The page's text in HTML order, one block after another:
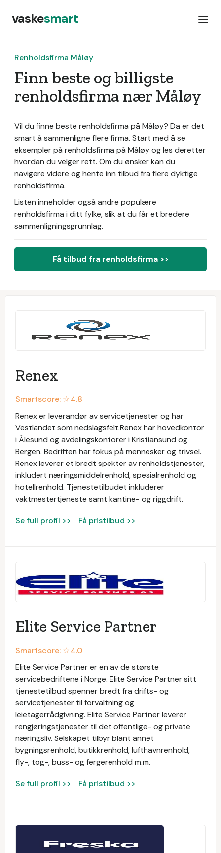
vaskesmart
Renholdsfirma Måløy
Finn beste og billigste
renholdsfirma nær Måløy
Vil du finne beste renholdsfirma på Måløy? Da er det
smart å sammenligne flere firma. Start med å se
eksempler på renholdsfirma på Måløy og les deretter
hvordan du velger rett. Om du ønsker kan du
navigere videre og hente inn tilbud fra flere dyktige
renholdsfirma.
Listen inneholder også andre populære
renholdsfirma i ditt fylke, slik at du får et bredere
sammenligningsgrunnlag.
Få tilbud fra renholdsfirma >>
Renex
Smartscore: ☆4.8
Renex er leverandør av servicetjenester og har
Vestlandet som nedslagsfelt.Renex har hovedkontor
i Ålesund og avdelingskontorer i Kristiansund og
Bergen. Bedriften har fokus på mennesker og trivsel.
Renex leverer et bredt spekter av renholdstjenester,
inkludert næringsmiddelrenhold, spesialrenhold og
hotellrenhold. Tjenestetilbudet inkluderer
vaktmestertjeneste samt kantine- og riggdrift.
Se full profil >> Få pristilbud >>
Elite Service Partner
Smartscore: ☆4.0
Elite Service Partner er en av de største
servicebedriftene i Norge. Elite Service Partner sitt
tjenestetilbud spenner bredt fra drifts- og
servicetjenester til forvaltning og
leietagerrådgivning. Elite Service Partner leverer
rengjøringstjenester til det offentlige- og private
næringsliv. Selskapet tilbyr blant annet
bygningsrenhold, butikkrenhold, lufthavnrenhold,
fly-, tog-, buss- og fergerenhold m.m.
Se full profil >> Få pristilbud >>